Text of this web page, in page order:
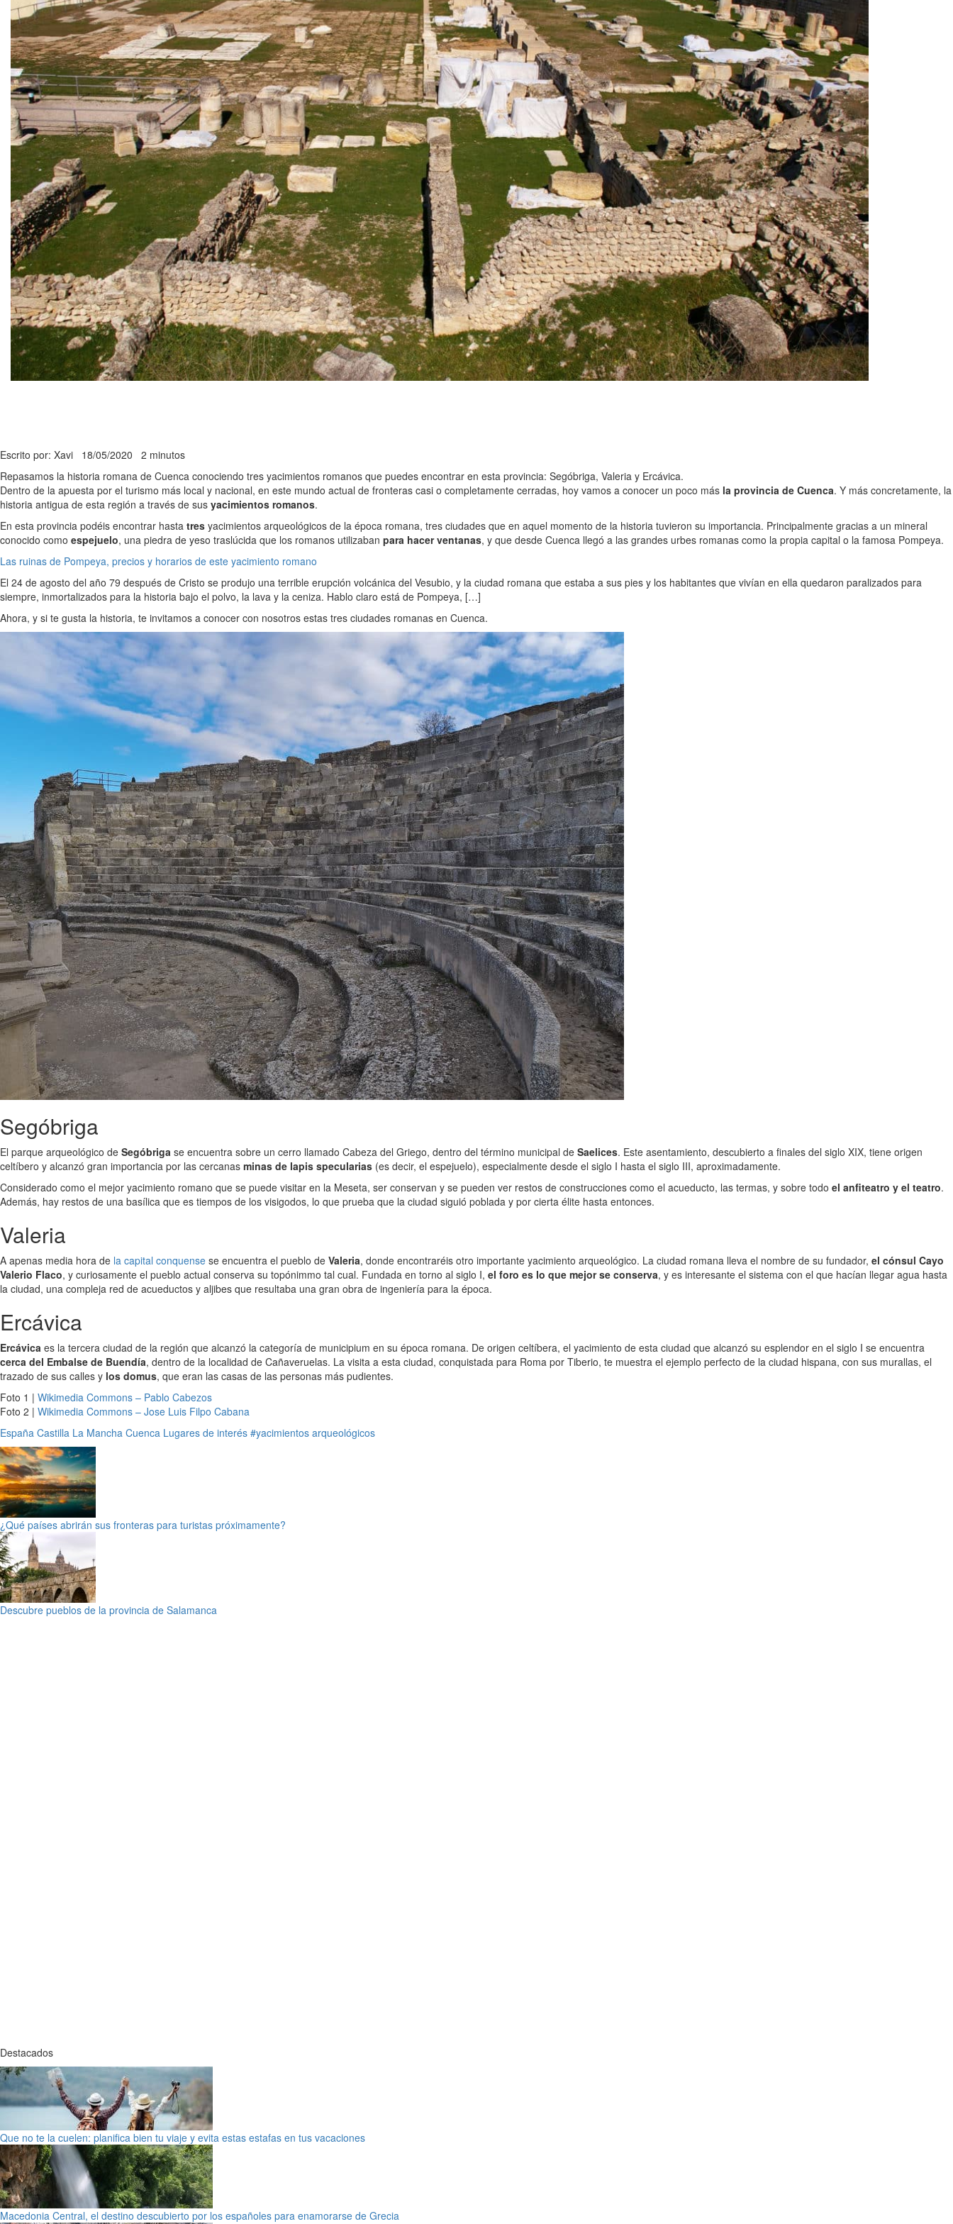
Escrito por: Xavi 18/05/2020 2 minutos
Repasamos la historia romana de Cuenca conociendo tres yacimientos romanos que puedes encontrar en esta provincia: Segóbriga, Valeria y Ercávica.
Dentro de la apuesta por el turismo más local y nacional, en este mundo actual de fronteras casi o completamente cerradas, hoy vamos a conocer un poco más la provincia de Cuenca. Y más concretamente, la
historia antigua de esta región a través de sus yacimientos romanos.
En esta provincia podéis encontrar hasta tres yacimientos arqueológicos de la época romana, tres ciudades que en aquel momento de la historia tuvieron su importancia. Principalmente gracias a un mineral
conocido como espejuelo, una piedra de yeso traslúcida que los romanos utilizaban para hacer ventanas, y que desde Cuenca llegó a las grandes urbes romanas como la propia capital o la famosa Pompeya.
Las ruinas de Pompeya, precios y horarios de este yacimiento romano
El 24 de agosto del año 79 después de Cristo se produjo una terrible erupción volcánica del Vesubio, y la ciudad romana que estaba a sus pies y los habitantes que vivían en ella quedaron paralizados para
siempre, inmortalizados para la historia bajo el polvo, la lava y la ceniza. Hablo claro está de Pompeya, […]
Ahora, y si te gusta la historia, te invitamos a conocer con nosotros estas tres ciudades romanas en Cuenca.
Segóbriga
El parque arqueológico de Segóbriga se encuentra sobre un cerro llamado Cabeza del Griego, dentro del término municipal de Saelices. Este asentamiento, descubierto a finales del siglo XIX, tiene origen
celtíbero y alcanzó gran importancia por las cercanas minas de lapis specularias (es decir, el espejuelo), especialmente desde el siglo I hasta el siglo III, aproximadamente.
Considerado como el mejor yacimiento romano que se puede visitar en la Meseta, ser conservan y se pueden ver restos de construcciones como el acueducto, las termas, y sobre todo el anfiteatro y el teatro.
Además, hay restos de una basílica que es tiempos de los visigodos, lo que prueba que la ciudad siguió poblada y por cierta élite hasta entonces.
Valeria
A apenas media hora de la capital conquense se encuentra el pueblo de Valeria, donde encontraréis otro importante yacimiento arqueológico. La ciudad romana lleva el nombre de su fundador, el cónsul Cayo
Valerio Flaco, y curiosamente el pueblo actual conserva su topónimmo tal cual. Fundada en torno al siglo I, el foro es lo que mejor se conserva, y es interesante el sistema con el que hacían llegar agua hasta
la ciudad, una compleja red de acueductos y aljibes que resultaba una gran obra de ingeniería para la época.
Ercávica
Ercávica es la tercera ciudad de la región que alcanzó la categoría de municipium en su época romana. De origen celtíbera, el yacimiento de esta ciudad que alcanzó su esplendor en el siglo I se encuentra
cerca del Embalse de Buendía, dentro de la localidad de Cañaveruelas. La visita a esta ciudad, conquistada para Roma por Tiberio, te muestra el ejemplo perfecto de la ciudad hispana, con sus murallas, el
trazado de sus calles y los domus, que eran las casas de las personas más pudientes.
Foto 1 | Wikimedia Commons – Pablo Cabezos
Foto 2 | Wikimedia Commons – Jose Luis Filpo Cabana
España Castilla La Mancha Cuenca Lugares de interés #yacimientos arqueológicos
¿Qué países abrirán sus fronteras para turistas próximamente?
Descubre pueblos de la provincia de Salamanca
Destacados
Que no te la cuelen: planifica bien tu viaje y evita estas estafas en tus vacaciones
Macedonia Central, el destino descubierto por los españoles para enamorarse de Grecia